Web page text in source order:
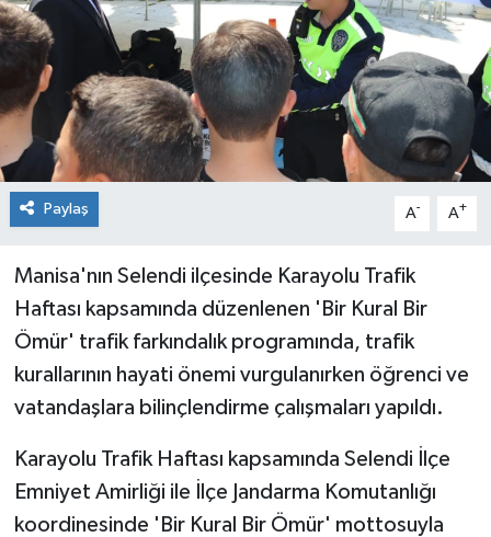
Paylaş A- A+
Manisa'nın Selendi ilçesinde Karayolu Trafik
Haftası kapsamında düzenlenen 'Bir Kural Bir
Ömür' trafik farkındalık programında, trafik
kurallarının hayati önemi vurgulanırken öğrenci ve
vatandaşlara bilinçlendirme çalışmaları yapıldı.
Karayolu Trafik Haftası kapsamında Selendi İlçe
Emniyet Amirliği ile İlçe Jandarma Komutanlığı
koordinesinde 'Bir Kural Bir Ömür' mottosuyla